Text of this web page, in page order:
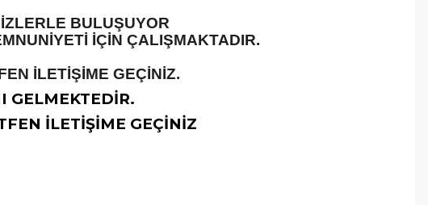
BULUŞUYOR
İÇİN ÇALIŞMAKTADIR.
İLETİŞİME GEÇİNİZ.
GELMEKTEDİR.
İLETİŞİME GEÇİNİZ